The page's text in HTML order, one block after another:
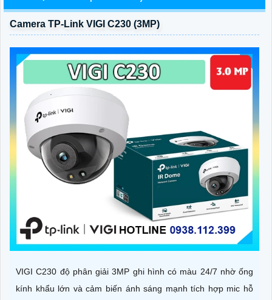
Camera TP-Link VIGI C230 (3MP)
VIGI C230 độ phân giải 3MP ghi hình có màu 24/7 nhờ ống
kính khẩu lớn và cảm biến ánh sáng mạnh tích hợp mic hỗ